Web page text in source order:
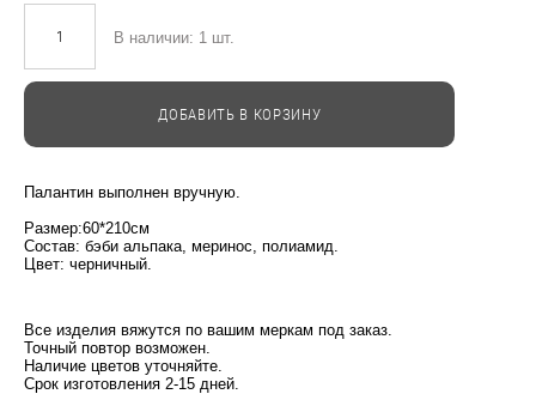
В наличии: 1 шт.
ДОБАВИТЬ В КОРЗИНУ
Палантин выполнен вручную.
Размер:60*210см
Состав: бэби альпака, меринос, полиамид.
Цвет: черничный.
Все изделия вяжутся по вашим меркам под заказ.
Точный повтор возможен.
Наличие цветов уточняйте.
Срок изготовления 2-15 дней.